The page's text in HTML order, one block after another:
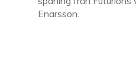
Enarsson.